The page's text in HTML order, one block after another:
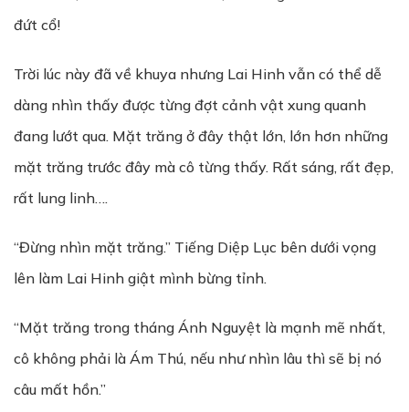
đứt cổ!
Trời lúc này đã về khuya nhưng Lai Hinh vẫn có thể dễ
dàng nhìn thấy được từng đợt cảnh vật xung quanh
đang lướt qua. Mặt trăng ở đây thật lớn, lớn hơn những
mặt trăng trước đây mà cô từng thấy. Rất sáng, rất đẹp,
rất lung linh….
“Đừng nhìn mặt trăng.” Tiếng Diệp Lục bên dưới vọng
lên làm Lai Hinh giật mình bừng tỉnh.
“Mặt trăng trong tháng Ánh Nguyệt là mạnh mẽ nhất,
cô không phải là Ám Thú, nếu như nhìn lâu thì sẽ bị nó
câu mất hồn.”